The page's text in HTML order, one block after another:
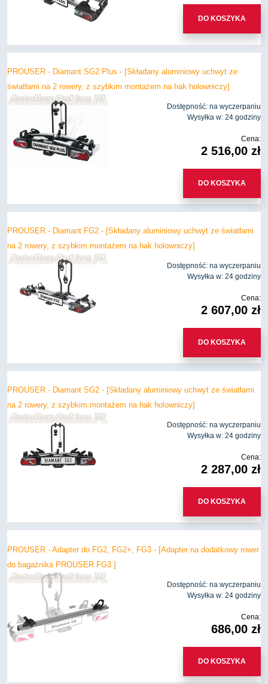
DO KOSZYKA
PROUSER - Diamant SG2 Plus - [Składany aluminiowy uchwyt ze
światłami na 2 rowery, z szybkim montażem na hak holowniczy]
Dostępność: na wyczerpaniu
Wysyłka w: 24 godziny
Cena:
2 516,00 zł
DO KOSZYKA
PROUSER - Diamant FG2 - [Składany aluminiowy uchwyt ze światłami
na 2 rowery, z szybkim montażem na hak holowniczy]
Dostępność: na wyczerpaniu
Wysyłka w: 24 godziny
Cena:
2 607,00 zł
DO KOSZYKA
PROUSER - Diamant SG2 - [Składany aluminiowy uchwyt ze światłami
na 2 rowery, z szybkim montażem na hak holowniczy]
Dostępność: na wyczerpaniu
Wysyłka w: 24 godziny
Cena:
2 287,00 zł
DO KOSZYKA
PROUSER - Adapter do FG2, FG2+, FG3 - [Adapter na dodatkowy rower
do bagażnika PROUSER FG3 ]
Dostępność: na wyczerpaniu
Wysyłka w: 24 godziny
Cena:
686,00 zł
DO KOSZYKA